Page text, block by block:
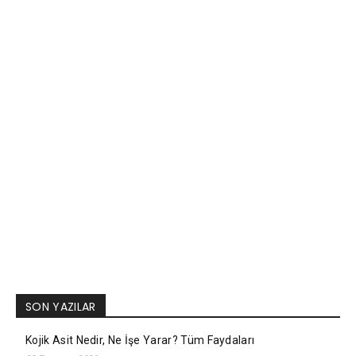
SON YAZILAR
Kojik Asit Nedir, Ne İşe Yarar? Tüm Faydaları